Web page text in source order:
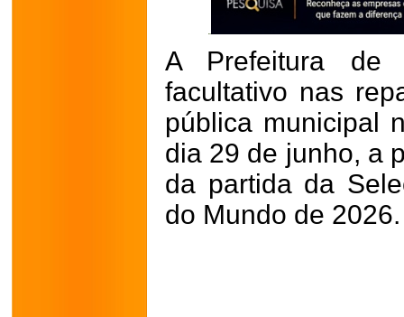
A Prefeitura de
facultativo nas
pública municipal
dia 29 de junho, a
da partida da
do Mundo de 2026.